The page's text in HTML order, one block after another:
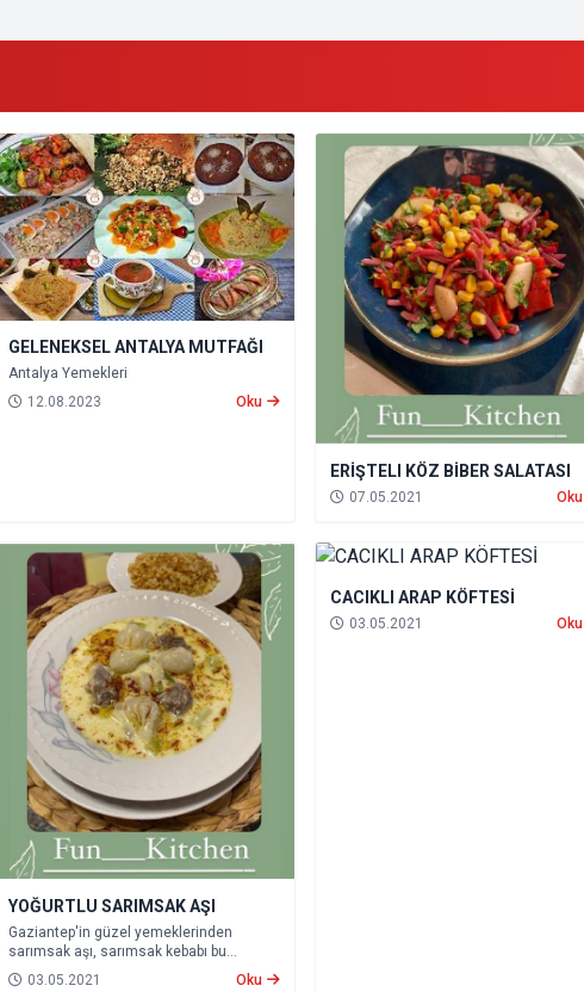
GELENEKSEL ANTALYA MUTFAĞI
Antalya Yemekleri
12.08.2023
Oku
ERİŞTELI KÖZ BİBER SALATASI
07.05.2021 Oku
YOĞURTLU SARIMSAK AŞI
Gaziantep'in güzel yemeklerinden
sarımsak aşı, sarımsak kebabı bu
mevsimde yenilir. Sarımsaklar tam
03.05.2021 Oku
CACIKLI ARAP KÖFTESİ
03.05.2021 Oku